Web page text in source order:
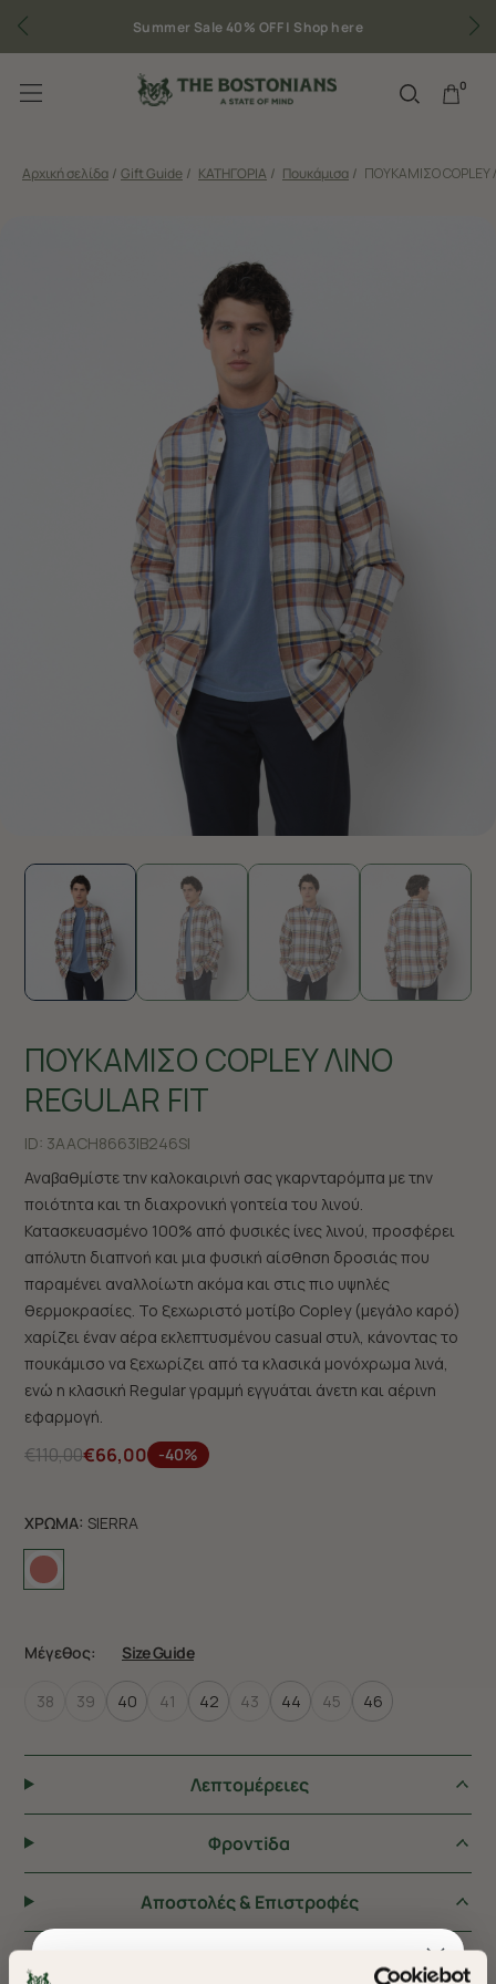
Summer Sale 40% OFF | Shop here
0
Αρχική σελίδα / Gift Guide / ΚΑΤΗΓΟΡΙΑ / Πουκάμισα / ΠΟΥΚΑΜΙΣΟ COPLEY
ΠΟΥΚΑΜΙΣΟ COPLEY ΛΙΝΟ
REGULAR FIT
ID: 3AACH8663|B246SI
Αναβαθμίστε την καλοκαιρινή σας γκαρνταρόμπα με την
ποιότητα και τη διαχρονική γοητεία του λινού.
Κατασκευασμένο 100% από φυσικές ίνες λινού, προσφέρει
απόλυτη διαπνοή και μια φυσική αίσθηση δροσιάς που
παραμένει αναλλοίωτη ακόμα και στις πιο υψηλές
θερμοκρασίες. Το ξεχωριστό μοτίβο Copley (μεγάλο καρό)
χαρίζει έναν αέρα εκλεπτυσμένου casual στυλ, κάνοντας το
πουκάμισο να ξεχωρίζει από τα κλασικά μονόχρωμα λινά,
ενώ η κλασική Regular γραμμή εγγυάται άνετη και αέρινη
εφαρμογή.
€110,00€66,00 -40%
ΧΡΩΜΑ: SIERRA
Μέγεθος: Size Guide
38 39 40 41 42 43 44 45 46
Λεπτομέρειες
Φροντiδα
Αποστολές & Επιστροφές